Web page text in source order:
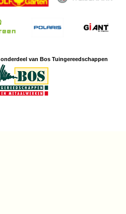
onderdeel van Bos Tuingereedschappen